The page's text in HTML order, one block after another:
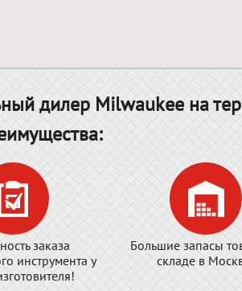
дилер Milwaukee на
заказа
инструмента у
Большие запасы
складе в